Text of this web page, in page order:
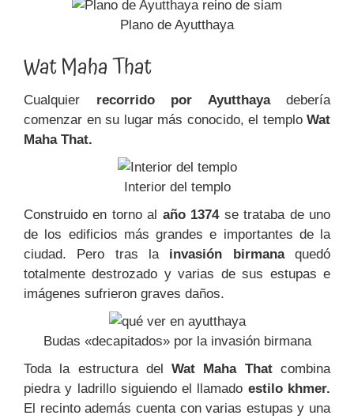
Plano de Ayutthaya
Wat Maha That
Cualquier recorrido por Ayutthayadebería
comenzar en su lugar más conocido, el templo Wat
Maha That.
Interior del templo
Construido en torno al año 1374se trataba de uno
de los edificios más grandes e importantes de la
ciudad. Pero tras lainvasión birmanaquedó
totalmente destrozado y varias de sus estupas e
imágenes sufrieron graves daños.
Budas «decapitados» por la invasión birmana
Toda la estructura delWat Maha Thatcombina
piedra y ladrillosiguiendo el llamado estilo khmer.
El recinto además cuenta con varias estupas y una